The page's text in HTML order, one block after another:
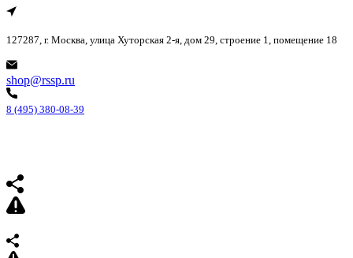
127287, г. Москва, улица Хуторская 2-я, дом 29, строение 1, помещение 18
shop@rssp.ru
8 (495) 380-08-39